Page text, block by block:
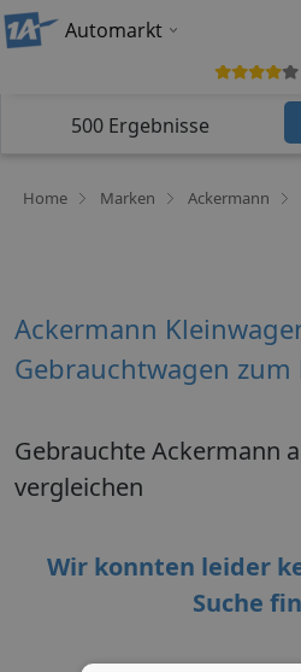
Automarkt
500 Ergebnisse
Home Marken Ackermann
Ackermann
Gebrauchtwagen zum
Gebrauchte Ackermann
vergleichen
Wir konnten leider
Suche